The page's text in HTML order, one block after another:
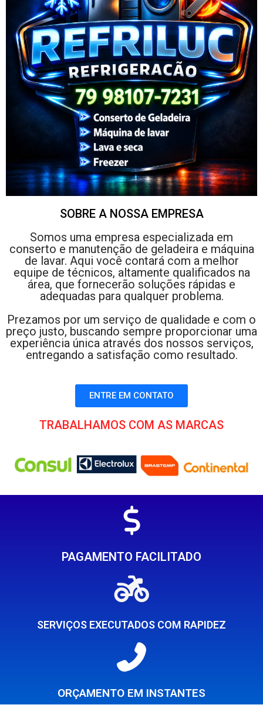
SOBRE A NOSSA EMPRESA
Somos uma empresa especializada em
conserto e manutenção de geladeira e máquina
de lavar. Aqui você contará com a melhor
equipe de técnicos, altamente qualificados na
área, que fornecerão soluções rápidas e
adequadas para qualquer problema.
Prezamos por um serviço de qualidade e com o
preço justo, buscando sempre proporcionar uma
experiência única através dos nossos serviços,
entregando a satisfação como resultado.
ENTRE EM CONTATO
TRABALHAMOS COM AS MARCAS
PAGAMENTO FACILITADO
SERVIÇOS EXECUTADOS COM RAPIDEZ
ORÇAMENTO EM INSTANTES